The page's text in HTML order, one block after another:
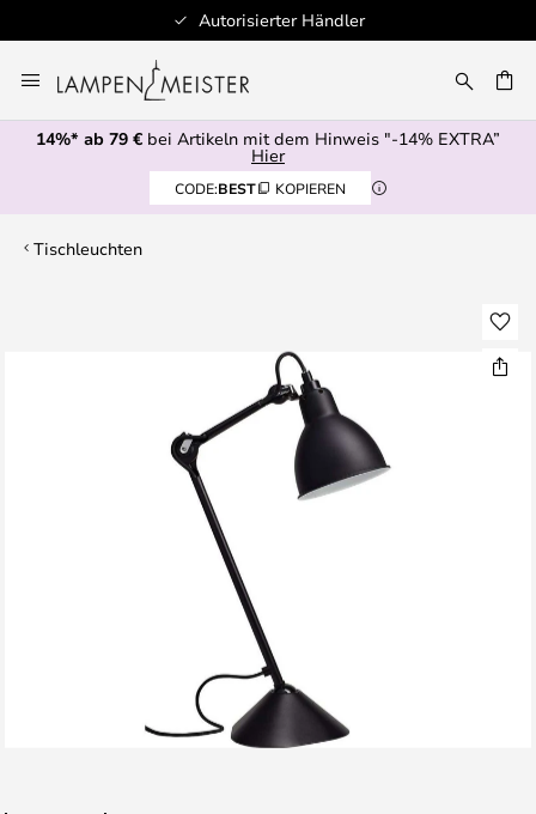
Autorisierter Händler
Inhalt
springen
14%* ab 79 € bei Artikeln mit dem Hinweis "-14% EXTRA”
Hier
CODE:BEST KOPIEREN
Tischleuchten